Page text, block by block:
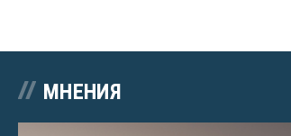
МНЕНИЯ